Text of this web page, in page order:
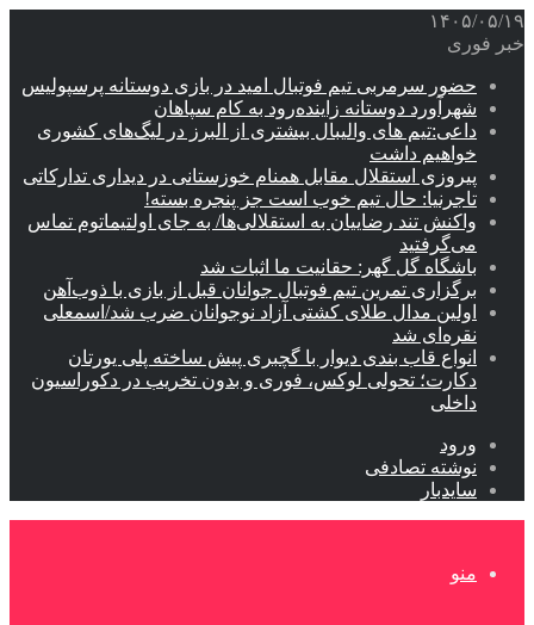
۱۴۰۵/۰۵/۱۹
خبر فوری
حضور سرمربی تیم فوتبال امید در بازی دوستانه پرسپولیس
شهرآورد دوستانه زاینده‌رود به کام سپاهان
داعی:تیم های والیبال بیشتری از البرز در لیگ‌های کشوری
خواهیم داشت
پیروزی استقلال مقابل همنام خوزستانی در دیداری تدارکاتی
تاجرنیا: حال تیم خوب است جز پنجره بسته!
واکنش تند رضاییان به استقلالی‌ها/ به جای اولتیماتوم تماس
می‌گرفتید
باشگاه گل گهر: حقانیت ما اثبات شد
برگزاری تمرین تیم فوتبال جوانان قبل از بازی با ذوب‌آهن
اولین مدال طلای کشتی آزاد نوجوانان ضرب شد/اسمعلی
نقره‌ای شد
انواع قاب بندی دیوار با گچبری پیش ساخته پلی یورتان
دکارت؛ تحولی لوکس، فوری و بدون تخریب در دکوراسیون
داخلی
ورود
نوشته تصادفی
سایدبار
منو